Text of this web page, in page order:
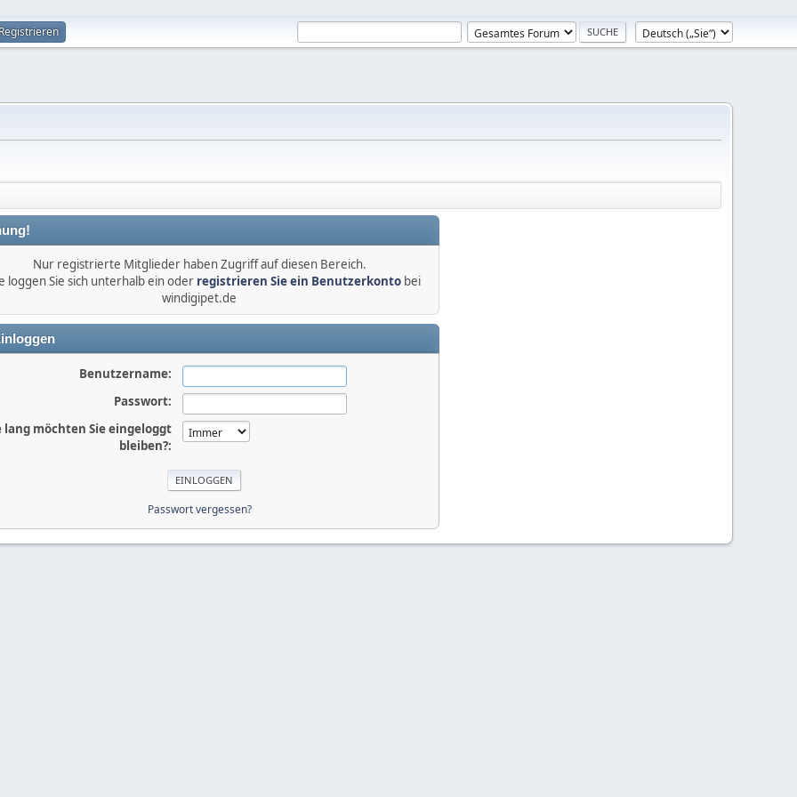
Nur registrierte Mitglieder haben Zugriff auf diesen Bereich.
loggen Sie sich unterhalb ein oder registrieren Sie ein Benutzerkontobei
windigipet.de
Benutzername:
Passwort:
lang möchten Sie eingeloggt
bleiben?:
Passwort vergessen?